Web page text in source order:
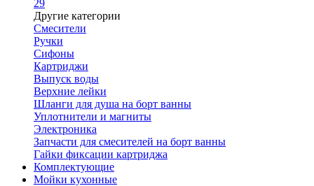
29
Другие категории
Смесители
Ручки
Сифоны
Картриджи
Выпуск воды
Верхние лейки
Шланги для душа на борт ванны
Уплотнители и магниты
Электроника
Запчасти для смесителей на борт ванны
Гайки фиксации картриджа
Комплектующие
Мойки кухонные